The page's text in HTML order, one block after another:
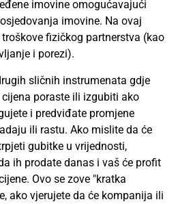
imovine omogućavajući
imovine. Na ovaj
fizičkog partnerstva (kao
i porezi).
sličnih instrumenata gdje
poraste ili izgubiti ako
i predviđate promjene
ili rastu. Ako mislite da će
gubitke u vrijednosti,
ih prodate danas i vaš će profit
Ovo se zove "kratka
ako vjerujete da će kompanija ili